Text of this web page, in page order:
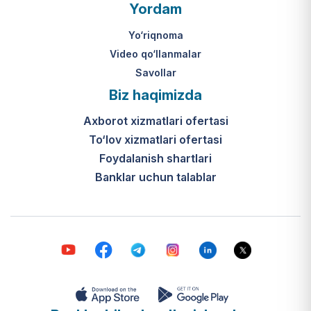
O‘zbekiston Respublikasi Vazirlar
316-son qarori hamda Prezidentning
PQ-410-son qarori.
Ijtimoiy qo‘llab-quvvatlash
markazlari (IQQM) o‘zi nima?
Bular ilgarigi “Saxovat” keksalar va
nogironligi bo‘lgan shaxslar uchun
internat uylari hamda Urush va
mehnat faxriylari pansionatining
Yordam
Yo‘riqnoma
Video qo‘llanmalar
Savollar
Biz haqimizda
Axborot xizmatlari ofertasi
To‘lov xizmatlari ofertasi
Foydalanish shartlari
Banklar uchun talablar